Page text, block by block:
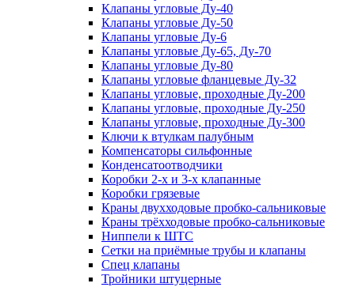
Клапаны угловые Ду-40
Клапаны угловые Ду-50
Клапаны угловые Ду-6
Клапаны угловые Ду-65, Ду-70
Клапаны угловые Ду-80
Клапаны угловые фланцевые Ду-32
Клапаны угловые, проходные Ду-200
Клапаны угловые, проходные Ду-250
Клапаны угловые, проходные Ду-300
Ключи к втулкам палубным
Компенсаторы сильфонные
Конденсатоотводчики
Коробки 2-х и 3-х клапанные
Коробки грязевые
Краны двухходовые пробко-сальниковые
Краны трёхходовые пробко-сальниковые
Ниппели к ШТС
Сетки на приёмные трубы и клапаны
Спец клапаны
Тройники штуцерные